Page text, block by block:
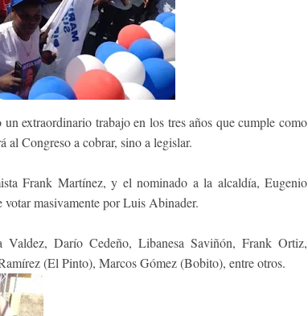
extraordinario trabajo en los tres años que cumple como
al Congreso a cobrar, sino a legislar.
Frank Martínez, y el nominado a la alcaldía, Eugenio
masivamente por Luis Abinader.
Valdez, Darío Cedeño, Libanesa Saviñón, Frank Ortiz,
(El Pinto), Marcos Gómez (Bobito), entre otros.